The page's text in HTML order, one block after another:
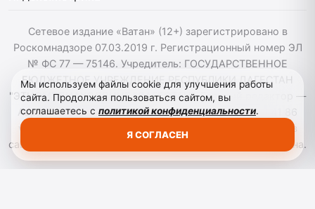
Сетевое издание «Ватан» (12+) зарегистрировано в
Роскомнадзоре 07.03.2019 г. Регистрационный номер ЭЛ
№ ФС 77 — 75146. Учредитель: ГОСУДАРСТВЕННОЕ
БЮДЖЕТНОЕ УЧРЕЖДЕНИЕ РЕСПУБЛИКИ ДАГЕСТАН
"ЭТНОМЕДИАХОЛДИНГ "ДАГЕСТАН". Главный редактор —
Аврумов Моисей Давидович, Телефон: +7964 004 41 86
vatan@etnomediadag.ru При использовании материалов
сайта активная гиперссылка на gazetavatan.ru обязательна.
Мы используем файлы cookie для улучшения работы
сайта. Продолжая пользоваться сайтом, вы
соглашаетесь с политикой конфиденциальности.
Я СОГЛАСЕН